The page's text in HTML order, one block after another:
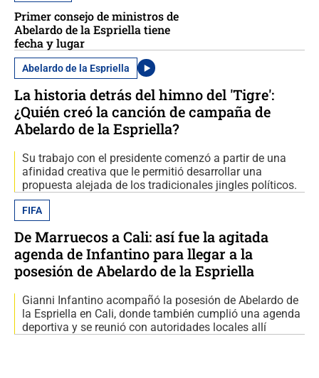
Primer consejo de ministros de
Abelardo de la Espriella tiene
fecha y lugar
Abelardo de la Espriella
La historia detrás del himno del 'Tigre':
¿Quién creó la canción de campaña de
Abelardo de la Espriella?
Su trabajo con el presidente comenzó a partir de una
afinidad creativa que le permitió desarrollar una
propuesta alejada de los tradicionales jingles políticos.
FIFA
De Marruecos a Cali: así fue la agitada
agenda de Infantino para llegar a la
posesión de Abelardo de la Espriella
Gianni Infantino acompañó la posesión de Abelardo de
la Espriella en Cali, donde también cumplió una agenda
deportiva y se reunió con autoridades locales allí